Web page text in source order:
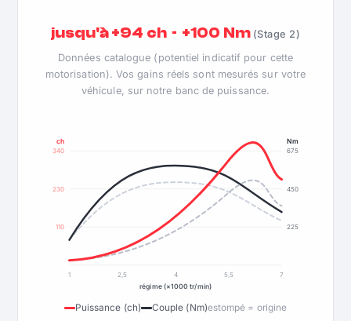
jusqu'à +94 ch · +100 Nm (Stage 2)
Données catalogue (potentiel indicatif pour cette
motorisation). Vos gains réels sont mesurés sur votre
véhicule, sur notre banc de puissance.
110
230
340
225
450
675
ch Nm
1 2,5 4 5,5
7
régime (×1000 tr/min)
Puissance (ch) Couple (Nm)estompé = origine